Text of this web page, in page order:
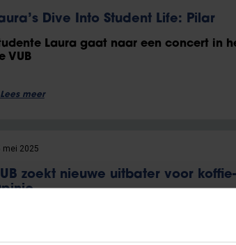
Dive Into Student Life: Pilar
Laura gaat naar een concert in
VUB
Lees meer
mei 2025
zoekt nieuwe uitbater voor
uitbaters kunnen zich